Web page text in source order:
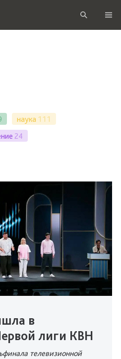
наука 111
24
в
лиги КВН
телевизионной